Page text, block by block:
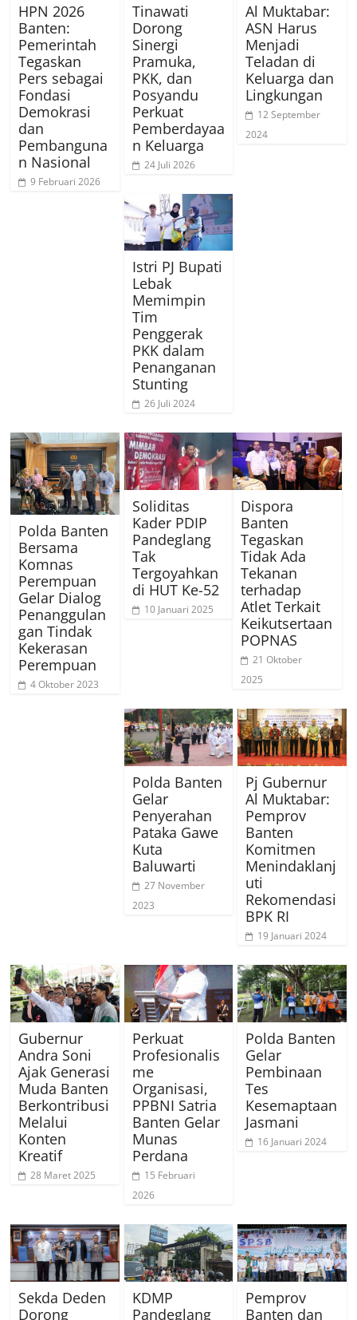
HPN 2026
Banten:
Pemerintah
Tegaskan
Pers sebagai
Fondasi
Demokrasi
dan
Pembanguna
n Nasional
9 Februari 2026
Tinawati
Dorong
Sinergi
Pramuka,
PKK, dan
Posyandu
Perkuat
Pemberdayaa
n Keluarga
24 Juli 2026
Al Muktabar:
ASN Harus
Menjadi
Teladan di
Keluarga dan
Lingkungan
12 September
2024
Istri PJ Bupati
Lebak
Memimpin
Tim
Penggerak
PKK dalam
Penanganan
Stunting
26 Juli 2024
Polda Banten
Bersama
Komnas
Perempuan
Gelar Dialog
Penanggulan
gan Tindak
Kekerasan
Perempuan
4 Oktober 2023
Soliditas
Kader PDIP
Pandeglang
Tak
Tergoyahkan
di HUT Ke-52
10 Januari 2025
Dispora
Banten
Tegaskan
Tidak Ada
Tekanan
terhadap
Atlet Terkait
Keikutsertaan
POPNAS
21 Oktober
2025
Polda Banten
Gelar
Penyerahan
Pataka Gawe
Kuta
Baluwarti
27 November
2023
Pj Gubernur
Al Muktabar:
Pemprov
Banten
Komitmen
Menindaklanj
uti
Rekomendasi
BPK RI
19 Januari 2024
Gubernur
Andra Soni
Ajak Generasi
Muda Banten
Berkontribusi
Melalui
Konten
Kreatif
28 Maret 2025
Perkuat
Profesionalis
me
Organisasi,
PPBNI Satria
Banten Gelar
Munas
Perdana
15 Februari
2026
Polda Banten
Gelar
Pembinaan
Tes
Kesemaptaan
Jasmani
16 Januari 2024
Sekda Deden
Dorong
KDMP
Pandeglang
Pemprov
Banten dan